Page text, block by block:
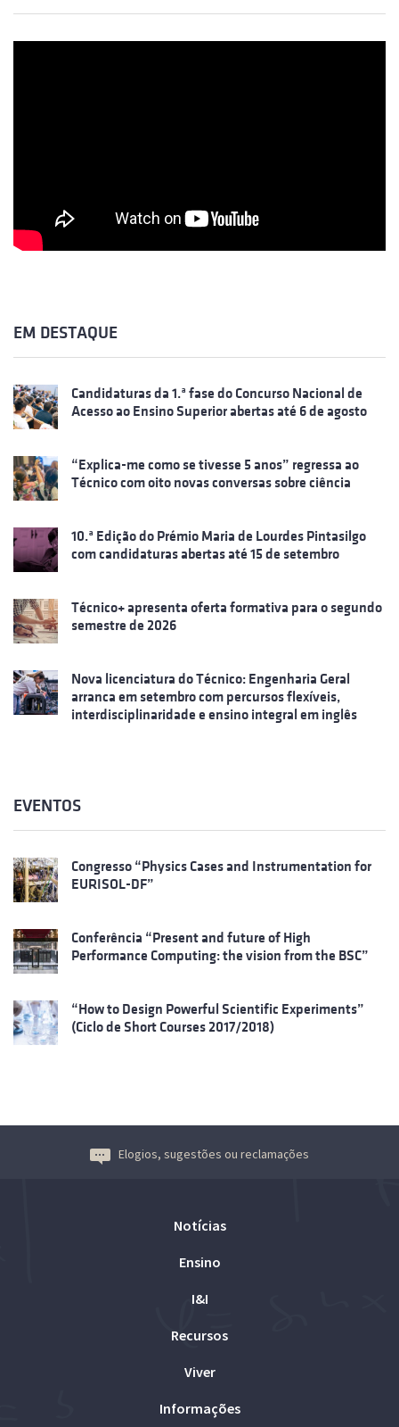
EM DESTAQUE
Candidaturas da 1.ª fase do Concurso Nacional de
Acesso ao Ensino Superior abertas até 6 de agosto
“Explica-me como se tivesse 5 anos” regressa ao
Técnico com oito novas conversas sobre ciência
10.ª Edição do Prémio Maria de Lourdes Pintasilgo
com candidaturas abertas até 15 de setembro
Técnico+ apresenta oferta formativa para o segundo
semestre de 2026
Nova licenciatura do Técnico: Engenharia Geral
arranca em setembro com percursos flexíveis,
interdisciplinaridade e ensino integral em inglês
EVENTOS
Congresso “Physics Cases and Instrumentation for
EURISOL-DF”
Conferência “Present and future of High
Performance Computing: the vision from the BSC”
“How to Design Powerful Scientific Experiments”
(Ciclo de Short Courses 2017/2018)
Elogios, sugestões ou reclamações
Notícias
Ensino
I&I
Recursos
Viver
Informações